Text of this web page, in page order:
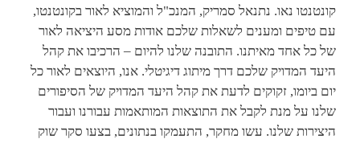
קונטנטו נאו. נתנאל סמריק, המנכ"ל והמוציא לאור בקונטנטו,
עם טיפים ומענים לשאלות שלכם אודות מסע היציאה לאור
של כל אחד מאיתנו. התובנה שלנו להיום – הרכיבו את קהל
היעד המדויק שלכם דרך מיתוג דיגיטלי. אנו, היוצאים לאור כל
יום ביומו, זקוקים לדעת את קהל היעד המדויק של הסיפורים
שלנו על מנת לקבל את התוצאות המותאמות עבורנו ועבור
היצירות שלנו. עשו מחקר, התעמקו בנתונים, בצעו סקר שוק